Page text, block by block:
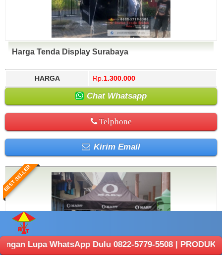
Harga Tenda Display Surabaya
HARGA Rp. 1.300.000
Chat Whatsapp
Telphone
Kirim Email
BEST SELLER
WhatsApp Dulu 0822-5779-5508 | PRODUKSI